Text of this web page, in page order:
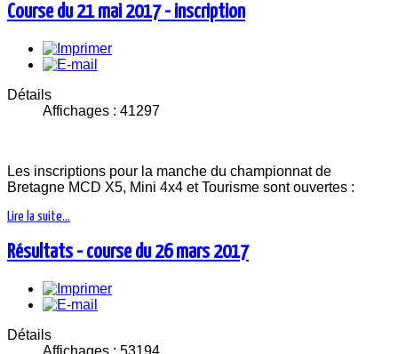
Course du 21 mai 2017 - inscription
Détails
Affichages : 41297
Les inscriptions pour la manche du championnat de
Bretagne MCD X5, Mini 4x4 et Tourisme sont ouvertes :
Lire la suite...
Résultats - course du 26 mars 2017
Détails
Affichages : 53194